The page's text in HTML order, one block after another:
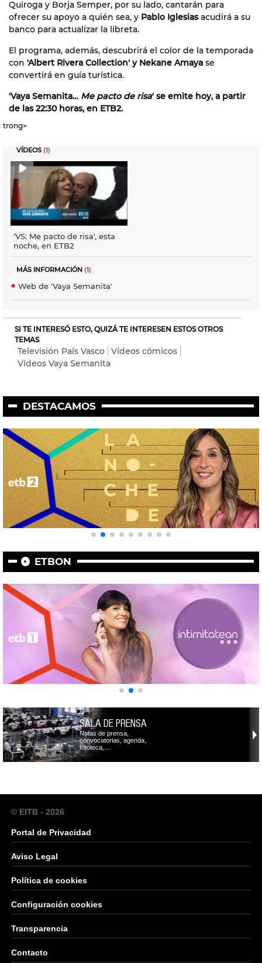
Quiroga y Borja Semper, por su lado, cantarán para
ofrecer su apoyo a quién sea, y Pablo Iglesiasacudirá a su
banco para actualizar la libreta.
El programa, además, descubrirá el color de la temporada
con 'Albert Rivera Collection' y Nekane Amaya se
convertirá en guía turística.
'Vaya Semanita… Me pacto de risa' se emite hoy, a partir
de las 22:30 horas, en ETB2.
trong>
VÍDEOS (1)
'VS: Me pacto de risa', esta
noche, en ETB2
MÁS INFORMACIÓN (1)
Web de 'Vaya Semanita'
SI TE INTERESÓ ESTO, QUIZÁ TE INTERESEN ESTOS OTROS
TEMAS
Televisión País Vasco
Vídeos cómicos
Vídeos Vaya Semanita
DESTACAMOS
ETBON
SALA DE PRENSA
Notas de prensa,
convocatorias, agenda,
fototeca,…
© EITB - 2026
Portal de Privacidad
Aviso Legal
Política de cookies
Configuración cookies
Transparencia
Contacto